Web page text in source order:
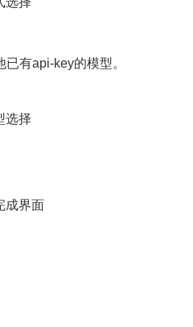
有api-key的模型。
选择
成界面